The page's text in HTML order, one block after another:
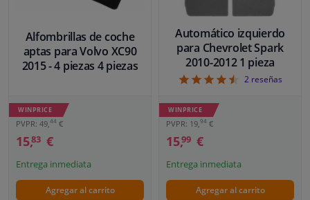
Alfombrillas de coche
aptas para Volvo XC90
2015 - 4 piezas 4 piezas
WINPRICE
PVPR: 49, 44 €
15,83 €
Entrega inmediata
Agregar al carrito
Automático izquierdo
para Chevrolet Spark
2010-2012 1 pieza
4.5
2reseñas
WINPRICE
PVPR: 19, 94 €
15,99 €
Entrega inmediata
Agregar al carrito